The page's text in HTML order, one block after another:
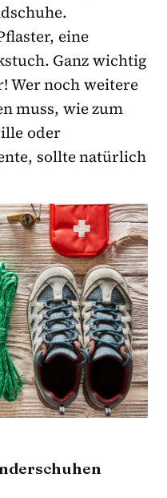
eine
Ganz wichtig
Wer noch weitere
muss, wie zum
oder
sollte natürlich